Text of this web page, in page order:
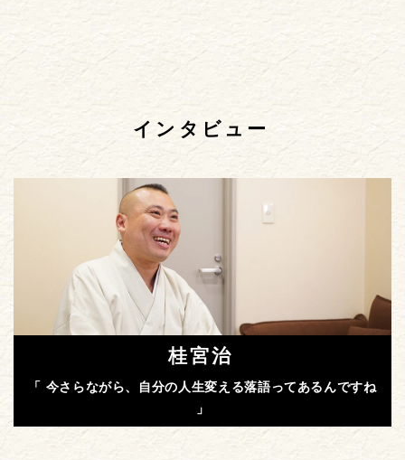
インタビュー
桂宮治
「 今さらながら、自分の人生変える落語ってあるんですね
」